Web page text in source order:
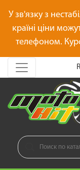
У зв'язку з
країні ціни
телефоном.